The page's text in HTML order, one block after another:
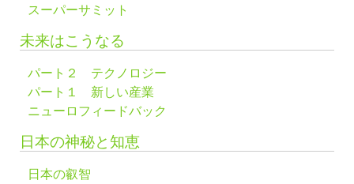
スーパーサミット
未来はこうなる
パート２ テクノロジー
パート１ 新しい産業
ニューロフィードバック
日本の神秘と知恵
日本の叡智